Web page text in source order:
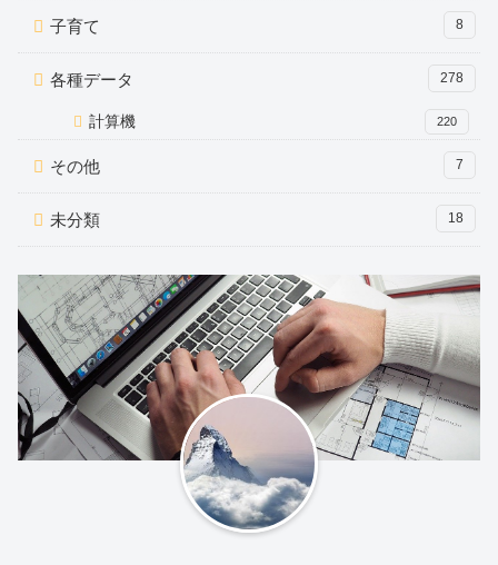
子育て 8
各種データ 278
計算機 220
その他 7
未分類 18